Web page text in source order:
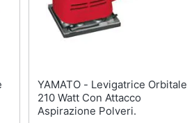
YAMATO - Levigatrice Orbitale
210 Watt Con Attacco
Aspirazione Polveri.